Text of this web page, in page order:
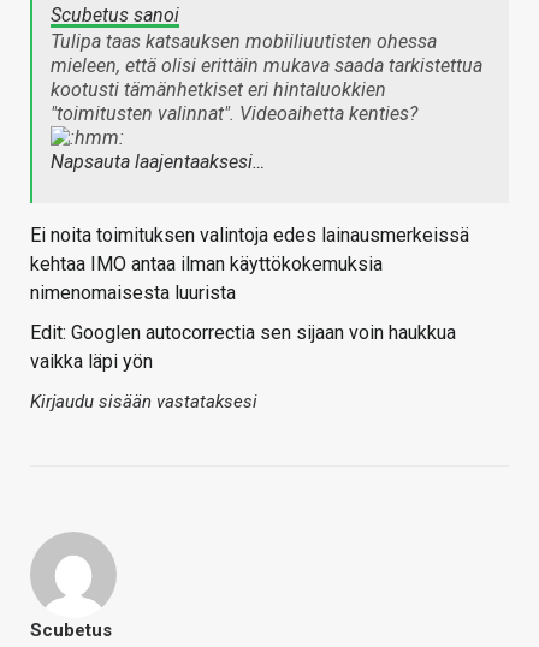
Scubetus sanoi
Tulipa taas katsauksen mobiiliuutisten ohessa
mieleen, että olisi erittäin mukava saada tarkistettua
kootusti tämänhetkiset eri hintaluokkien
"toimitusten valinnat". Videoaihetta kenties?
Napsauta laajentaaksesi…
Ei noita toimituksen valintoja edes lainausmerkeissä
kehtaa IMO antaa ilman käyttökokemuksia
nimenomaisesta luurista
Edit: Googlen autocorrectia sen sijaan voin haukkua
vaikka läpi yön
Kirjaudu sisään vastataksesi
Scubetus